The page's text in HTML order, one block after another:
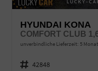
HYUNDAI KONA
COMFORT CLUB
unverbindliche Lieferzeit: 5
Fahrzeugnr. 42848